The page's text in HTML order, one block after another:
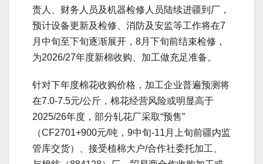
责人、财务人员及机器检修人员陆续进疆到厂，
预计设备更新及检修、消防及安监等工作将在7
月中旬至下旬逐渐展开，8月下旬前结束检修，
为2026/27年度新棉收购、加工做充足准备。
针对下年度棉花收购价格，加工企业普遍预测将
在7.0-7.5元/公斤，棉花经营风险或明显高于
2025/26年度，部分轧花厂采取“预售”
（CF2701+900元/吨，9中旬-11月上旬前疆内监
管库交货）、接受植棉大户/合作社委托加工、